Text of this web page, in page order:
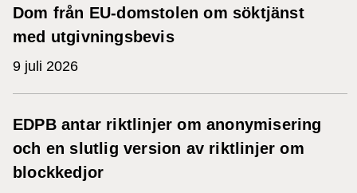
Dom från EU-domstolen om söktjänst
med utgivningsbevis
9 juli 2026
EDPB antar riktlinjer om anonymisering
och en slutlig version av riktlinjer om
blockkedjor